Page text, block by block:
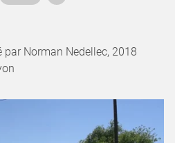
Norman Nedellec, 2018